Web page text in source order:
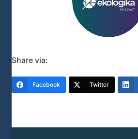
Share via:
Facebook Twitter